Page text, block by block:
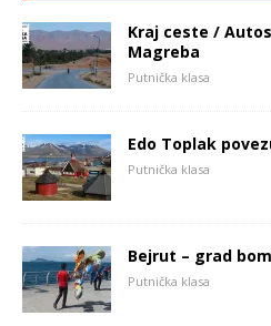
Kraj ceste /
Magreba
Putnička klasa
Edo Toplak
Putnička klasa
Bejrut – grad
Putnička klasa